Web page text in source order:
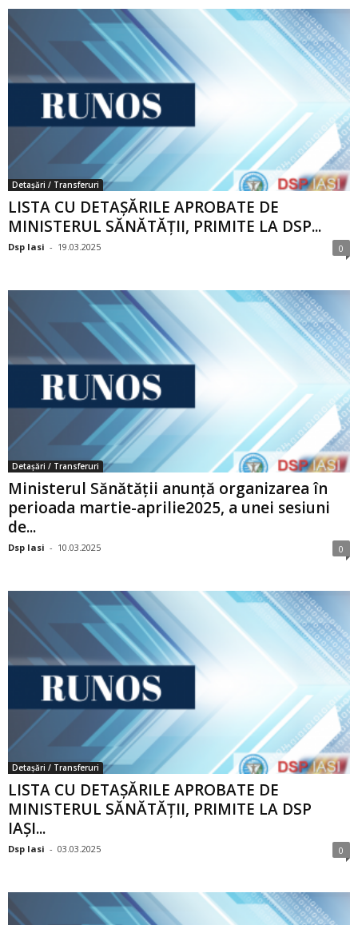
Detașări / Transferuri
LISTA CU DETAȘĂRILE APROBATE DE
MINISTERUL SĂNĂTĂȚII, PRIMITE LA DSP...
Dsp Iasi - 19.03.2025 0
Detașări / Transferuri
Ministerul Sănătății anunță organizarea în
perioada martie-aprilie2025, a unei sesiuni
de...
Dsp Iasi - 10.03.2025 0
Detașări / Transferuri
LISTA CU DETAȘĂRILE APROBATE DE
MINISTERUL SĂNĂTĂȚII, PRIMITE LA DSP
IAȘI...
Dsp Iasi - 03.03.2025 0